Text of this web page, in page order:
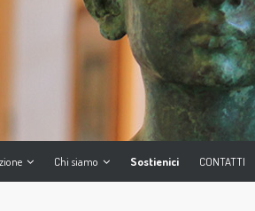
Chi siamo Sostienici CONTATTI